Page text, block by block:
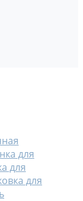
для
для
для